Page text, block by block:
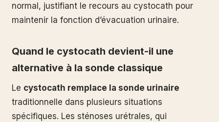
normal, justifiant le recours au cystocath pour
maintenir la fonction d’évacuation urinaire.
Quand le cystocath devient-il une
alternative à la sonde classique
Le cystocath remplace la sonde urinaire
traditionnelle dans plusieurs situations
spécifiques. Les sténoses urétrales, qui